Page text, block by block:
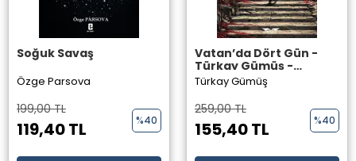
Soğuk Savaş
Özge Parsova
199,00 TL
119,40 TL %40
Vatan’da Dört Gün -
Türkay Gümüş -
Perseus Yayınevi
Türkay Gümüş
259,00 TL
155,40 TL %40